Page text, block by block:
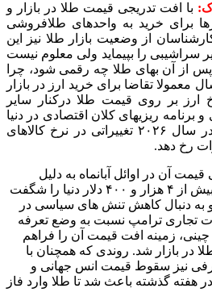
با افت تدریجی قیمت طلا در بازار و
برای خرید به واحدهای طلافروشی
از وضعیت بازار طلا نیز این
را بپیماید ولی معلوم نیست
از آن بهای طلا چه رقمی شود، چرا
معمولا تقاضا برای خرید ارز در بازار
ارز بر روی قیمت طلا درکنار سایر
ریزیهای کلان اقتصادی در دنیا
بیانگر آن است که احتمالا در سال ۲۰۲۶ تغییراتی در نرخ کالاهای
رخ دهد.
آن در اوائل آبانماه به دلیل
رسیدن بهای انس جهانی به بیش از ۴ هزار و ۴۰۰ دلار دنیا را شگفت
و به دنبال کاهش تنش های سیاسی در
تجاری ترامپ نسبت به وضع تعرفه
زمینه افت قیمت آن را فراهم
در بازار شد. روندی که همچنان با
نیز سقوط قیمت انس جهانی و
به زیر۴۰۰۰ دلار در هفته گذشته باعث شد تا طلا وارد فاز